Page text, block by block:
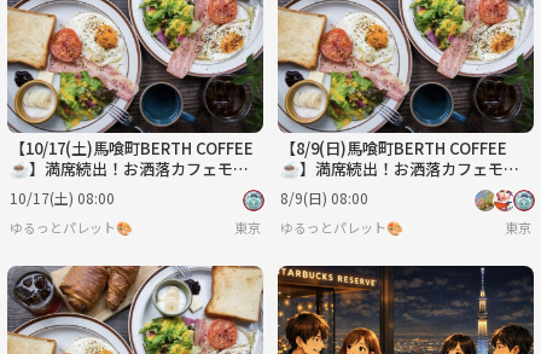
【10/17(土)馬喰町BERTH COFFEE
☕️】満席続出！お洒落カフェモー
ニングで素敵な朝活体験✨
10/17(土) 08:00
ゆるっとパレット🎨 東京
【8/9(日)馬喰町BERTH COFFEE
☕️】満席続出！お洒落カフェモー
ニングで素敵な朝活体験✨
8/9(日) 08:00
ゆるっとパレット🎨 東京